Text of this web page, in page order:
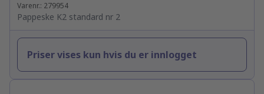
Varenr.: 279954
Pappeske K2 standard nr 2
Priser vises kun hvis du er innlogget